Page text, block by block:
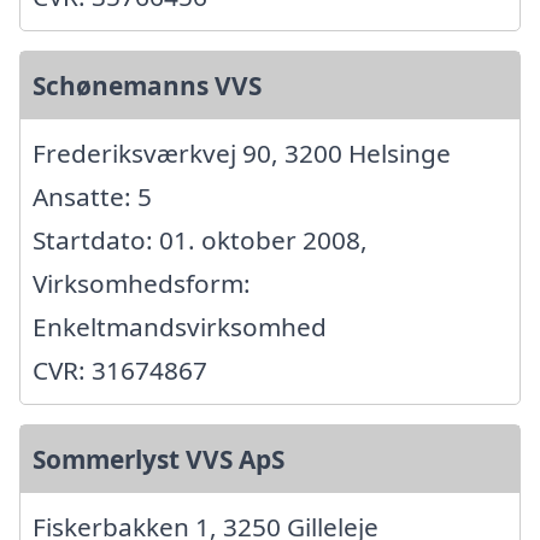
Schønemanns VVS
Frederiksværkvej 90, 3200 Helsinge
Ansatte: 5
Startdato: 01. oktober 2008,
Virksomhedsform:
Enkeltmandsvirksomhed
CVR: 31674867
Sommerlyst VVS ApS
Fiskerbakken 1, 3250 Gilleleje